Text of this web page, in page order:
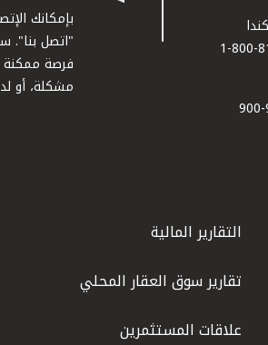
1-800-
بإمكانك
"اتصل بنا".
فرصة ممكنة
مشكلة، أو
التقارير المالية
تقارير سوق العقار المحلي
علاقات المستثمرين